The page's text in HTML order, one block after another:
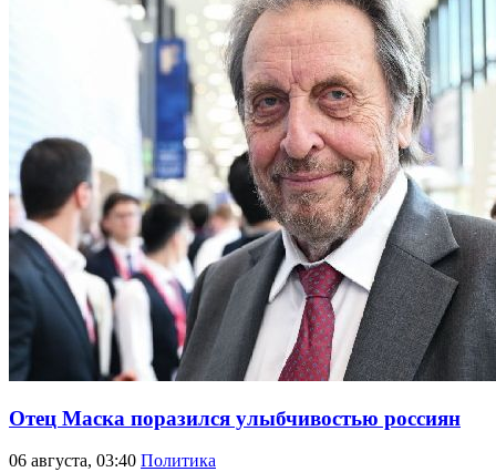
Отец Маска поразился улыбчивостью россиян
06 августа, 03:40 Политика